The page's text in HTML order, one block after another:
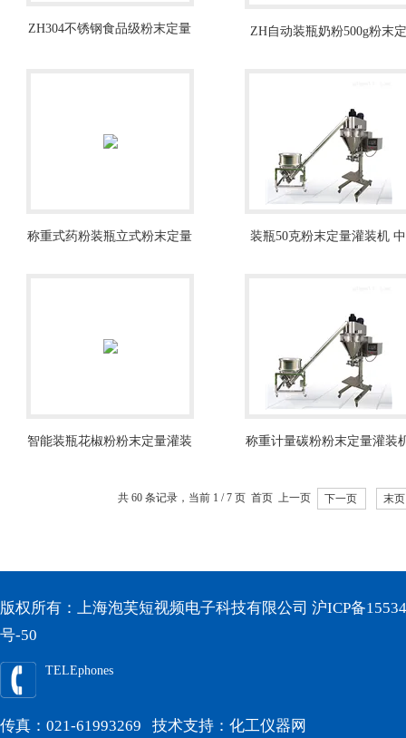
ZH304不锈钢食品级粉末定量
ZH自动装瓶奶粉500g粉末定
称重式药粉装瓶立式粉末定量
装瓶50克粉末定量灌装机 中
智能装瓶花椒粉粉末定量灌装
称重计量碳粉粉末定量灌装
共 60 条记录，当前 1 / 7 页 首页 上一页 下一页 末页
版权所有：上海泡芙短视频电子科技有限公司 沪ICP备
号-50
TELEphones
传真：021-61993269 技术支持： 化工仪器网